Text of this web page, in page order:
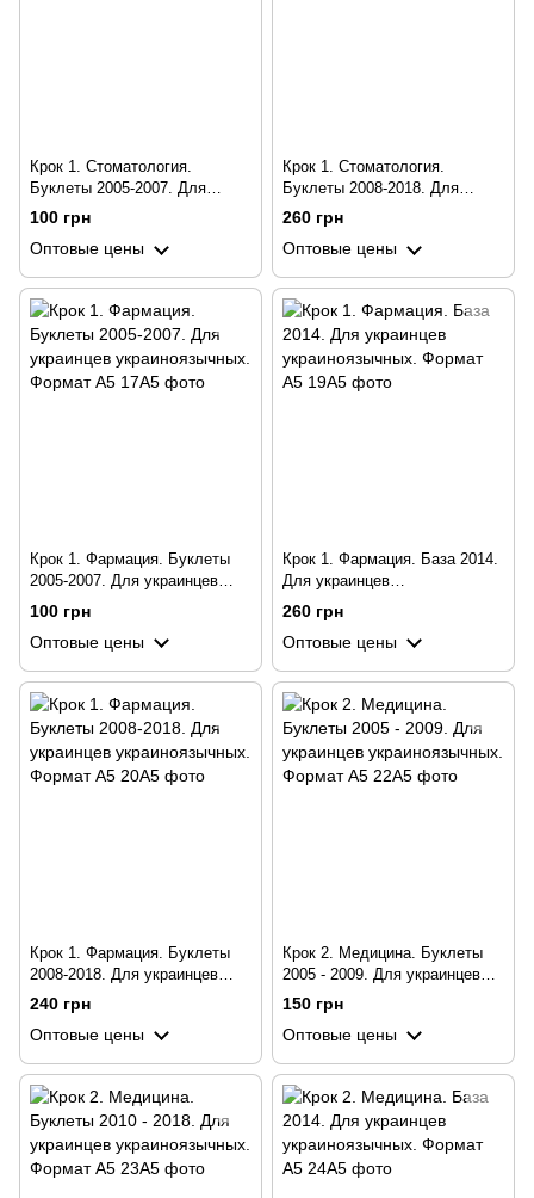
Крок 1. Стоматология.
Буклеты 2005-2007. Для
украинцев украиноязычных.
Формат А5
100 грн
Оптовые цены
Крок 1. Стоматология.
Буклеты 2008-2018. Для
украинцев украиноязычных.
Формат А5
260 грн
Оптовые цены
Крок 1. Фармация. Буклеты
2005-2007. Для украинцев
украиноязычных. Формат А5
100 грн
Оптовые цены
Крок 1. Фармация. База 2014.
Для украинцев
украиноязычных. Формат А5
260 грн
Оптовые цены
Крок 1. Фармация. Буклеты
2008-2018. Для украинцев
украиноязычных. Формат А5
240 грн
Оптовые цены
Крок 2. Медицина. Буклеты
2005 - 2009. Для украинцев
украиноязычных. Формат А5
150 грн
Оптовые цены